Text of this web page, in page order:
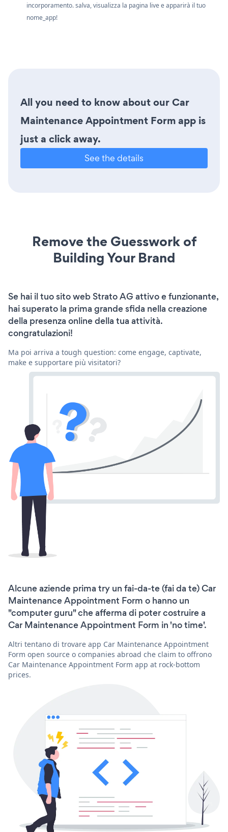
incorporamento. salva, visualizza la pagina live e apparirà il tuo
nome_app!
All you need to know about our Car
Maintenance Appointment Form app is
just a click away.
See the details
Remove the Guesswork of
Building Your Brand
Se hai il tuo sito web Strato AG attivo e funzionante,
hai superato la prima grande sfida nella creazione
della presenza online della tua attività.
congratulazioni!
Ma poi arriva a tough question: come engage, captivate,
make e supportare più visitatori?
Alcune aziende prima try un fai-da-te (fai da te) Car
Maintenance Appointment Form o hanno un
"computer guru" che afferma di poter costruire a
Car Maintenance Appointment Form in 'no time'.
Altri tentano di trovare app Car Maintenance Appointment
Form open source o companies abroad che claim to offrono
Car Maintenance Appointment Form app at rock-bottom
prices.